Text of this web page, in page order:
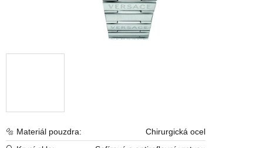
🔩 Materiál pouzdra:
Chirurgická ocel